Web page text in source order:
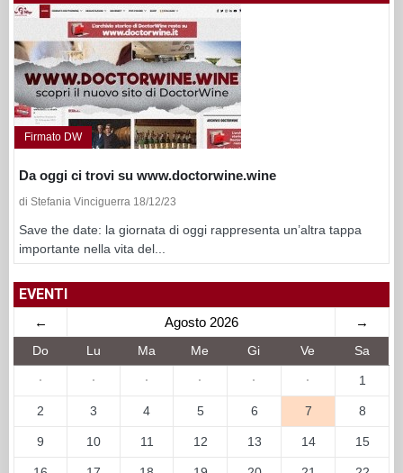
Firmato DW
Da oggi ci trovi su www.doctorwine.wine
di Stefania Vinciguerra 18/12/23
Save the date: la giornata di oggi rappresenta un’altra tappa
importante nella vita del...
EVENTI
← Agosto 2026 →
Do Lu Ma Me Gi Ve Sa
· · · · · · 1
2 3 4 5 6 7 8
9 10 11 12 13 14 15